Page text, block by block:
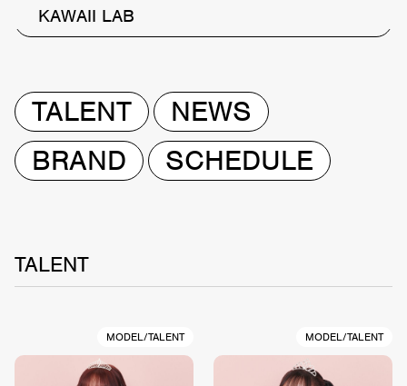
KAWAII LAB
TALENT
NEWS
BRAND
SCHEDULE
TALENT
MODEL/TALENT MODEL/TALENT